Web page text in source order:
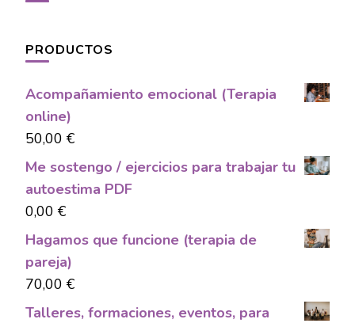
PRODUCTOS
Acompañamiento emocional (Terapia
online)
50,00 €
Me sostengo / ejercicios para trabajar tu
autoestima PDF
0,00 €
Hagamos que funcione (terapia de
pareja)
70,00 €
Talleres, formaciones, eventos, para